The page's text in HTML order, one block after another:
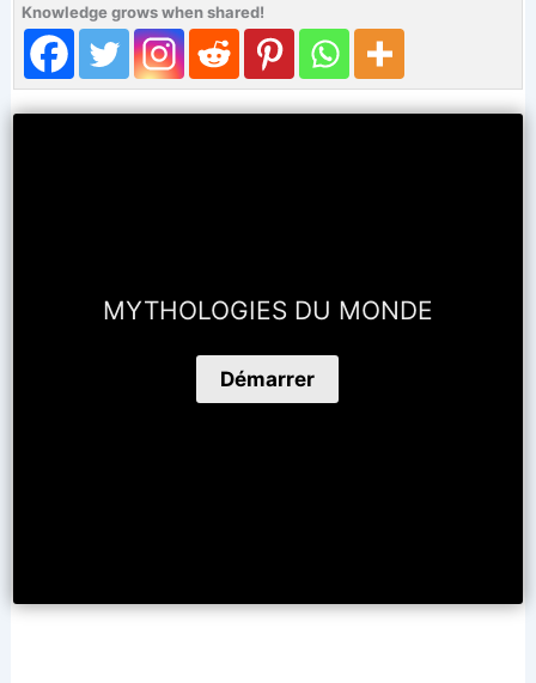
Knowledge grows when shared!
MYTHOLOGIES DU MONDE